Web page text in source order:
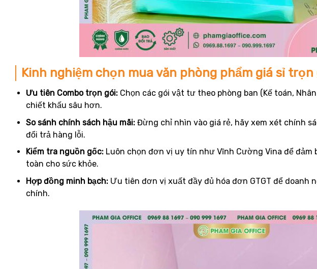
Kinh nghiệm chọn mua văn phòng phẩm giá sỉ trọn
Ưu tiên Combo trọn gói:Chọn các gói vật tư theo phòng ban (Kế toán,
chiết khấu sâu hơn.
So sánh chính sách hậu mãi:Đừng chỉ nhìn vào giá rẻ, hãy xem xét chính
đổi trả hàng lỗi.
Kiểm tra nguồn gốc:Luôn chọn đơn vị uy tín như Vĩnh Cường Vina để đảm
toàn cho sức khỏe.
Hợp đồng minh bạch:Ưu tiên đơn vị xuất đầy đủ hóa đơn GTGT để doanh
chính.